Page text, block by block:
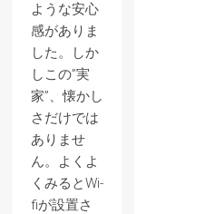
ような安心
感がありま
した。しか
しこの”実
家”、懐かし
さだけでは
ありませ
ん。よくよ
くみるとWi-
fiが設置さ